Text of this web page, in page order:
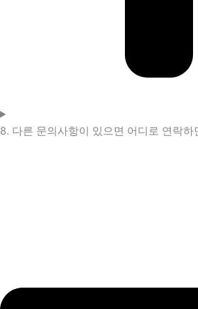
8. 다른 문의사항이 있으면 어디로 연락하